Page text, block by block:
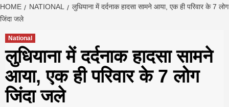
HOME NATIONAL
लुधियाना में दर्दनाक हादसा सामने आया, एक ही परिवार के 7 लोग
जिंदा जले
National
लुधियाना में दर्दनाक हादसा सामने
आया, एक ही परिवार के 7 लोग
जिंदा जले